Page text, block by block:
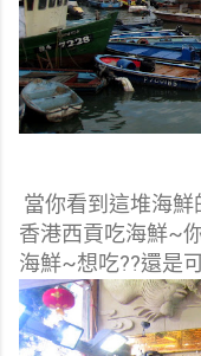
當你看到這堆海鮮
香港西貢吃海鮮~
海鮮~想吃??還是